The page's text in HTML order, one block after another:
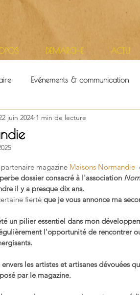
Evénements & communication
Vie d'atelier
juin 2024 1 min de lecture
magazine Maisons Normandie
dossier consacré à l'association
il y a presque dix ans.
fierté que je vous annonce ma
un pilier essentiel dans mon
l'opportunité de rencontrer
les artistes et artisanes dévouées
par le magazine.
DEMARCHE ACTU